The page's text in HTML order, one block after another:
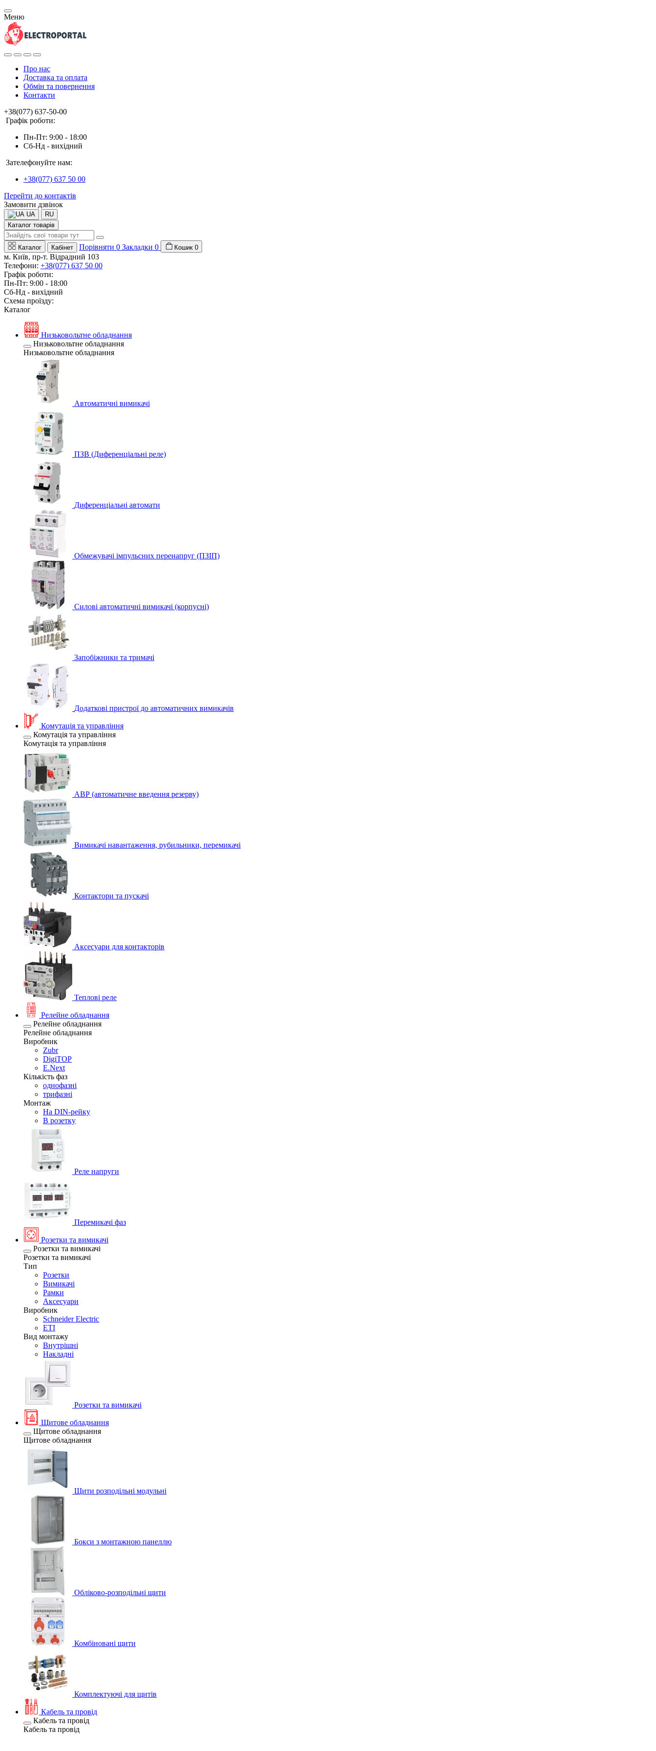
Меню
Про нас
Доставка та оплата
Обмін та повернення
Контакти
+38(077) 637-50-00
Графік роботи:
Пн-Пт: 9:00 - 18:00
Сб-Нд - вихідний
Зателефонуйте нам:
+38(077) 637 50 00
Перейти до контактів
Замовити дзвінок
UA
RU
Каталог товарів
Каталог Кабінет Порівняти 0 Закладки 0 Кошик 0
м. Київ, пр-т. Відрадний 103
Телефони: +38(077) 637 50 00
Графік роботи:
Пн-Пт: 9:00 - 18:00
Сб-Нд - вихідний
Схема проїзду:
Каталог
Низьковольтне обладнання
Низьковольтне обладнання
Низьковольтне обладнання
Автоматичні вимикачі
ПЗВ (Диференціальні реле)
Диференціальні автомати
Обмежувачі імпульсних перенапруг (ПЗІП)
Силові автоматичні вимикачі (корпусні)
Запобіжники та тримачі
Додаткові пристрої до автоматичних вимикачів
Комутація та управління
Комутація та управління
Комутація та управління
АВР (автоматичне введення резерву)
Вимикачі навантаження, рубильники, перемикачі
Контактори та пускачі
Аксесуари для контакторів
Теплові реле
Релейне обладнання
Релейне обладнання
Релейне обладнання
Виробник
Zubr
DigiTOP
E.Next
Кількість фаз
однофазні
трифазні
Монтаж
На DIN-рейку
В розетку
Реле напруги
Перемикачі фаз
Розетки та вимикачі
Розетки та вимикачі
Розетки та вимикачі
Тип
Розетки
Вимикачі
Рамки
Аксесуари
Виробник
Schneider Electric
ETI
Вид монтажу
Внутрішні
Накладні
Розетки та вимикачі
Щитове обладнання
Щитове обладнання
Щитове обладнання
Щити розподільні модульні
Бокси з монтажною панеллю
Обліково-розподільні щити
Комбіновані щити
Комплектуючі для щитів
Кабель та провід
Кабель та провід
Кабель та провід